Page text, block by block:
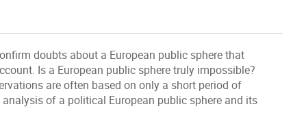
doubts about a European public sphere that
Is a European public sphere truly impossible?
are often based on only a short period of
of a political European public sphere and its